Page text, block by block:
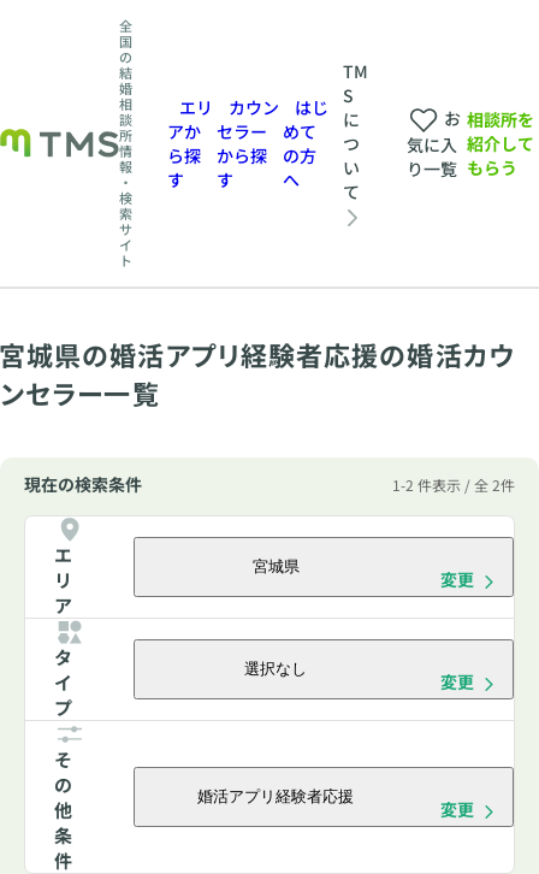
全
国
の
結
婚
相
談
所
情
報
・
検
索
サ
イ
ト
エリ
アか
ら探
す
カウン
セラー
から探
す
はじ
めて
の方
へ
TM
S
に
つ
い
て
お
気に入
り一覧
相談所を
紹介して
もらう
城県の婚活アプリ経験者応援の婚活カウ
ンセラー一覧
現在の検索条件 1-2 件表示 / 全 2件
エ
リ
ア
宮城県
変更
タ
イ
プ
選択なし
変更
そ
の
他
条
件
婚活アプリ経験者応援
変更